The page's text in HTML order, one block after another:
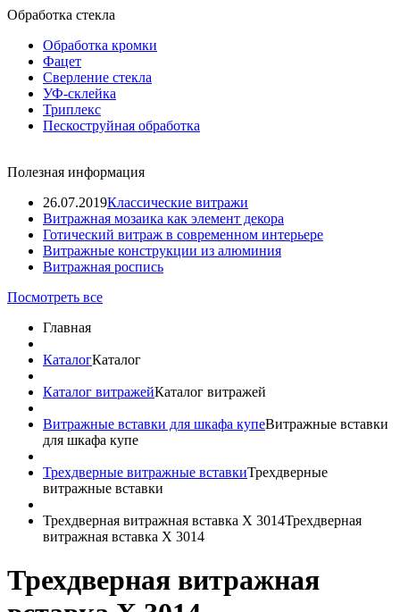
Обработка стекла
Обработка кромки
Фацет
Сверление стекла
УФ-склейка
Триплекс
Пескоструйная обработка
Полезная информация
26.07.2019Классические витражи
Витражная мозаика как элемент декора
Готический витраж в современном интерьере
Витражные конструкции из алюминия
Витражная роспись
Посмотреть все
Главная
КаталогКаталог
Каталог витражейКаталог витражей
Витражные вставки для шкафа купеВитражные вставки
для шкафа купе
Трехдверные витражные вставкиТрехдверные
витражные вставки
Трехдверная витражная вставка X 3014Трехдверная
витражная вставка X 3014
Трехдверная витражная